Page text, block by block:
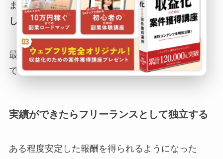
また、XなどのSNSを活用してライター募集を探
し、直接営業を行う方法もあります。
最初は低単価になりがちですが、経験を積むこと
で単価アップや直接契約が得やすくなります。
実績ができたらフリーランスとして独立する
ある程度安定した報酬を得られるようになった